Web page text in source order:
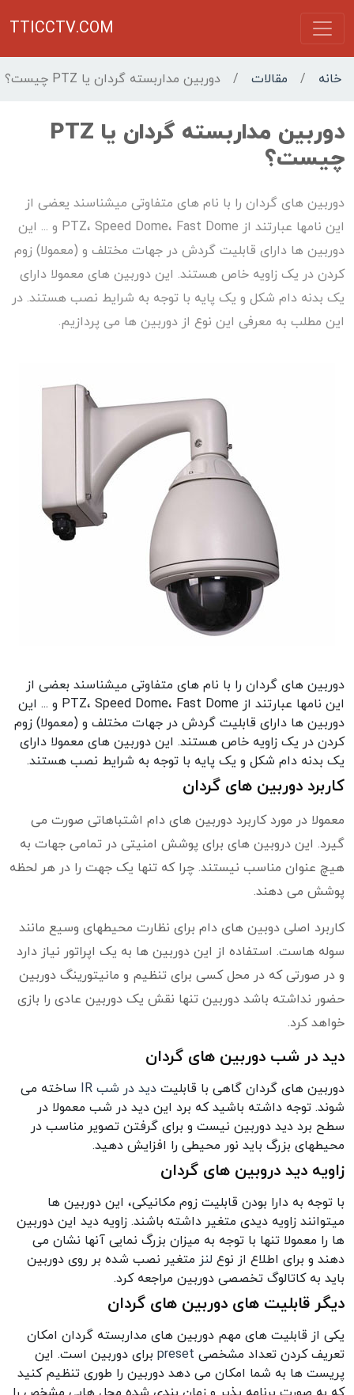
TTICCTV.COM
خانه / مقالات / دوربین مداربسته گردان یا PTZ چیست؟
دوربین مداربسته گردان یا PTZ
چیست؟
دوربین های گردان را با نام های متفاوتی میشناسند یعضی از
این نامها عبارتند از PTZ، Speed Dome، Fast Dome و ... این
دوربین ها دارای قابلیت گردش در جهات مختلف و (معمولا) زوم
کردن در یک زاویه خاص هستند. این دوربین های معمولا دارای
یک بدنه دام شکل و یک پایه با توجه به شرایط نصب هستند. در
این مطلب به معرفی این نوع از دوربین ها می پردازیم.
دوربین های گردان را با نام های متفاوتی میشناسند بعضی از
این نامها عبارتند از PTZ، Speed Dome، Fast Dome و ... این
دوربین ها دارای قابلیت گردش در جهات مختلف و (معمولا) زوم
کردن در یک زاویه خاص هستند. این دوربین های معمولا دارای
یک بدنه دام شکل و یک پایه با توجه به شرایط نصب هستند.
کاربرد دوربین های گردان
معمولا در مورد کاربرد دوربین های دام اشتباهاتی صورت می
گیرد. این دروبین های برای پوشش امنیتی در تمامی جهات به
هیچ عنوان مناسب نیستند. چرا که تنها یک جهت را در هر لحظه
پوشش می دهند.
کاربرد اصلی دوبین های دام برای نظارت محیطهای وسیع مانند
سوله هاست. استفاده از این دوربین ها به یک اپراتور نیاز دارد
و در صورتی که در محل کسی برای تنظیم و مانیتورینگ دوربین
حضور نداشته باشد دوربین تنها نقش یک دوربین عادی را بازی
خواهد کرد.
دید در شب دوربین های گردان
دوربین های گردان گاهی با قابلیت دید در شب IR
ساخته می
شوند. توجه داشته باشید که برد این دید در شب معمولا در
سطح برد دید دوربین نیست و برای گرفتن تصویر مناسب در
محیطهای بزرگ باید نور محیطی را افزایش دهید.
زاویه دید دروبین های گردان
با توجه به دارا بودن قابلیت زوم مکانیکی، این دوربین ها
میتوانند زاویه دیدی متغیر داشته باشند. زاویه دید این دوربین
ها را معمولا تنها با توجه به میزان بزرگ نمایی آنها نشان می
دهند و برای اطلاع از نوع لنز متغیر نصب شده بر روی دوربین
باید به کاتالوگ تخصصی دوربین مراجعه کرد.
دیگر قابلیت های دوربین های گردان
یکی از قابلیت های مهم دوربین های مداربسته گردان امکان
تعریف کردن تعداد مشخصی preset برای دوربین است. این
پریست ها به شما امکان می دهد دوربین را طوری تنظیم کنید